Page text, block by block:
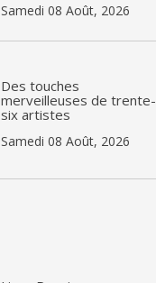
Samedi 08 Août, 2026
Des touches
merveilleuses de trente-
six artistes
Samedi 08 Août, 2026